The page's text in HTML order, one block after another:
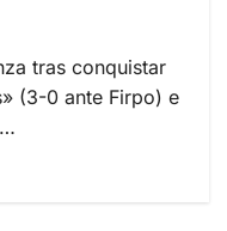
tras conquistar
(3-0 ante Firpo) e